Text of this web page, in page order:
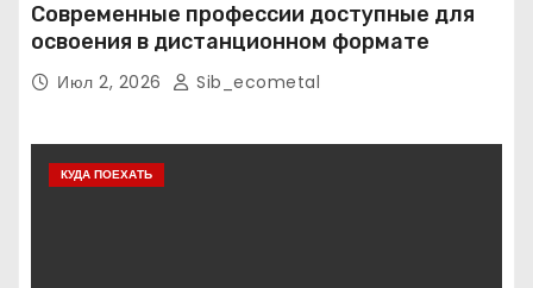
Современные профессии доступные для
освоения в дистанционном формате
Июл 2, 2026 Sib_ecometal
КУДА ПОЕХАТЬ